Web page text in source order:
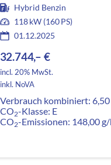
Hybrid Benzin
118 kW (160 PS)
01.12.2025
32.744,– €
incl. 20% MwSt.
inkl. NoVA
Verbrauch kombiniert:
CO2-Klasse: E
CO2-Emissionen: 148,00